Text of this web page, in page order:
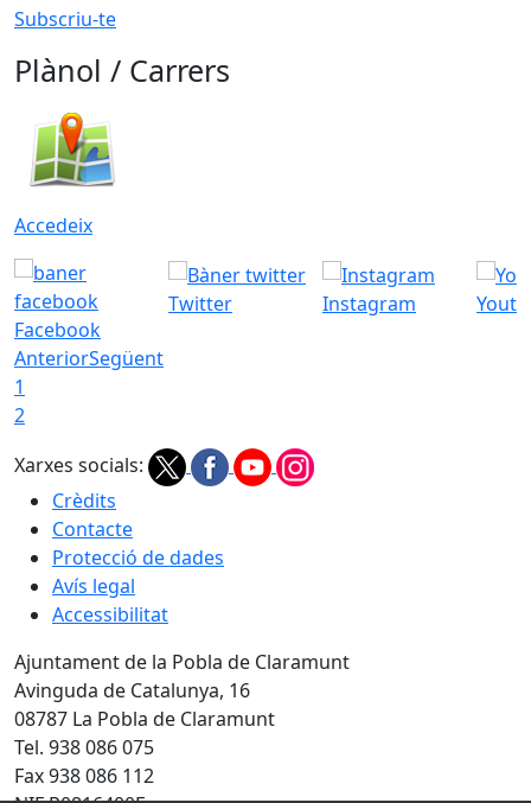
Subscriu-te
Plànol / Carrers
Accedeix
Facebook
Twitter Instagram
AnteriorSegüent
1
2
Xarxes socials:
Crèdits
Contacte
Protecció de dades
Avís legal
Accessibilitat
Ajuntament de la Pobla de Claramunt
Avinguda de Catalunya, 16
08787 La Pobla de Claramunt
Tel. 938 086 075
Fax 938 086 112